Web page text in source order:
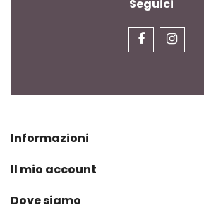
Seguici
Informazioni
Il mio account
Dove siamo